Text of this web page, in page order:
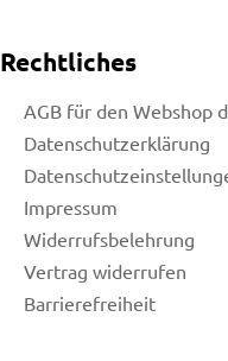
Rechtliches
AGB für den Webshop
Datenschutzerklärung
Impressum
Widerrufsbelehrung
Vertrag widerrufen
Barrierefreiheit